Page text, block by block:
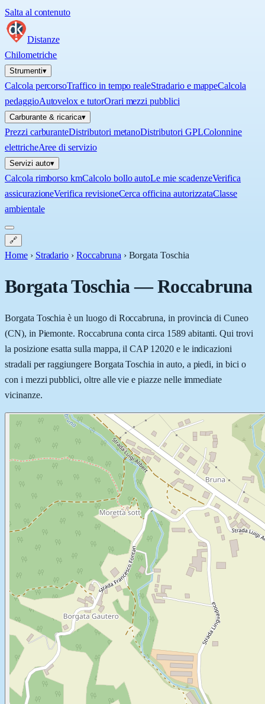
Salta al contenuto
Distanze
Chilometriche
Strumenti▾
Calcola percorsoTraffico in tempo realeStradario e mappeCalcola
pedaggioAutovelox e tutorOrari mezzi pubblici
Carburante & ricarica▾
Prezzi carburanteDistributori metanoDistributori GPLColonnine
elettricheAree di servizio
Servizi auto▾
Calcola rimborso kmCalcolo bollo autoLe mie scadenzeVerifica
assicurazioneVerifica revisioneCerca officina autorizzataClasse
ambientale
🔗
Home › Stradario › Roccabruna › Borgata Toschia
Borgata Toschia—Roccabruna
Borgata Toschia è un luogo di Roccabruna, in provincia di Cuneo
(CN), in Piemonte. Roccabruna conta circa 1589 abitanti. Qui trovi
la posizione esatta sulla mappa, il CAP 12020 e le indicazioni
stradali per raggiungere Borgata Toschia in auto, a piedi, in bici o
con i mezzi pubblici, oltre alle vie e piazze nelle immediate
vicinanze.